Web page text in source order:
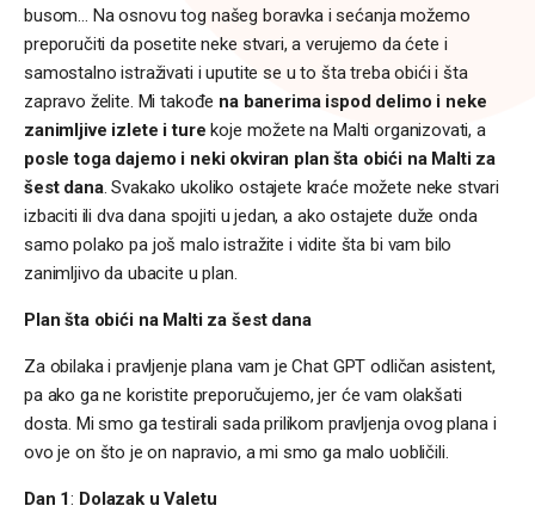
busom… Na osnovu tog našeg boravka i sećanja možemo
preporučiti da posetite neke stvari, a verujemo da ćete i
samostalno istraživati i uputite se u to šta treba obići i šta
zapravo želite. Mi takođe na banerima ispod delimo i neke
zanimljive izlete i ture koje možete na Malti organizovati, a
posle toga dajemo i neki okviran plan šta obići na Malti za
šest dana. Svakako ukoliko ostajete kraće možete neke stvari
izbaciti ili dva dana spojiti u jedan, a ako ostajete duže onda
samo polako pa još malo istražite i vidite šta bi vam bilo
zanimljivo da ubacite u plan.
Plan šta obići na Malti za šest dana
Za obilaka i pravljenje plana vam je Chat GPT odličan asistent,
pa ako ga ne koristite preporučujemo, jer će vam olakšati
dosta. Mi smo ga testirali sada prilikom pravljenja ovog plana i
ovo je on što je on napravio, a mi smo ga malo uobličili.
Dan 1: Dolazak u Valetu